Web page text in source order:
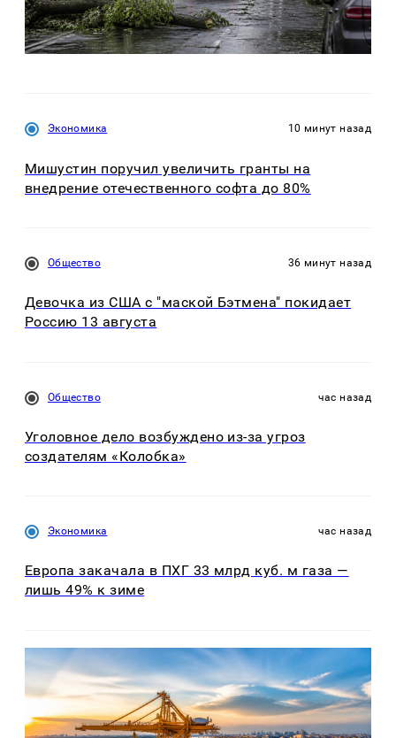
Экономика 10 минут назад
Мишустин поручил увеличить гранты на
внедрение отечественного софта до 80%
Общество 36 минут назад
Девочка из США с "маской Бэтмена" покидает
Россию 13 августа
Общество час назад
Уголовное дело возбуждено из-за угроз
создателям «Колобка»
Экономика час назад
Европа закачала в ПХГ 33 млрд куб. м газа —
лишь 49% к зиме